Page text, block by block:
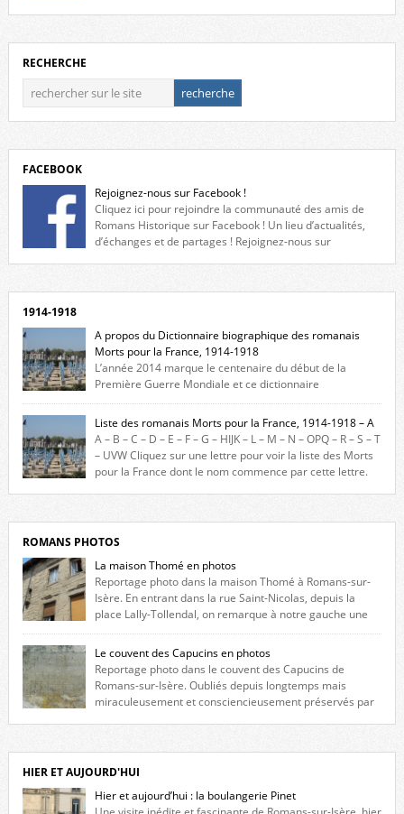
RECHERCHE
FACEBOOK
Rejoignez-nous sur Facebook !
Cliquez ici pour rejoindre la communauté des amis de
Romans Historique sur Facebook ! Un lieu d’actualités,
d’échanges et de partages ! Rejoignez-nous sur
1914-1918
A propos du Dictionnaire biographique des romanais
Morts pour la France, 1914-1918
L’année 2014 marque le centenaire du début de la
Première Guerre Mondiale et ce dictionnaire
biographique veut rendre hommage aux romanais Morts pour la
France durant ce conflit. La base de cette recherche historique est
constituée des noms gravés sur les plaques commémoratives de
l’Hôtel de Ville, du lycée du Dauphiné et du lycée Triboulet, […]
Liste des romanais Morts pour la France, 1914-1918 – A
A – B – C – D – E – F – G – HIJK – L – M – N – OPQ – R – S – T
– UVW Cliquez sur une lettre pour voir la liste des Morts
pour la France dont le nom commence par cette lettre.
ROMANS PHOTOS
La maison Thomé en photos
Reportage photo dans la maison Thomé à Romans-sur-
Isère. En entrant dans la rue Saint-Nicolas, depuis la
place Lally-Tollendal, on remarque à notre gauche une
maison construite au XVIè siècle. Les deux façades sont ornées de
fenêtres jumelles à meneaux. Entre ces deux étages, on peut voir une
niche qui contient une statue de la Vierge. […]
Le couvent des Capucins en photos
Reportage photo dans le couvent des Capucins de
Romans-sur-Isère. Oubliés depuis longtemps mais
miraculeusement et consciencieusement préservés par
l’histoire de la redécouverte de vestiges du couvent des Capucins ! Petit
retour sur l’histoire […]
HIER ET AUJOURD'HUI
Hier et aujourd’hui : la boulangerie Pinet